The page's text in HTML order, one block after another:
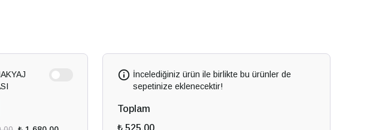
İncelediğiniz ürün ile birlikte bu ürünler de
sepetinize eklenecektir!
Toplam
₺ 525.00